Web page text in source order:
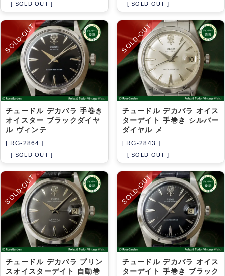
[ SOLD OUT ] [ SOLD OUT ]
SOLD-OUT
チュードル デカバラ 手巻き
オイスター ブラックダイヤ
ル ヴィンテ
[ RG-2864 ]
[ SOLD OUT ]
SOLD-OUT
チュードル デカバラ オイス
ターデイト 手巻き シルバー
ダイヤル メ
[ RG-2843 ]
[ SOLD OUT ]
SOLD-OUT
チュードル デカバラ プリン
スオイスターデイト 自動巻
SOLD-OUT
チュードル デカバラ オイス
ターデイト 手巻き ブラック